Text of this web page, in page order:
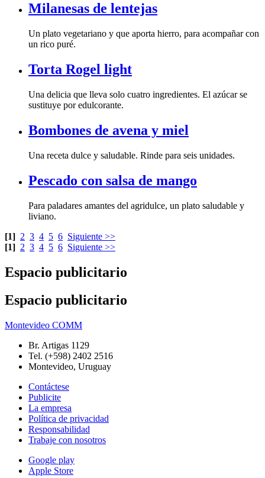
Milanesas de lentejas
un rico puré.
Torta Rogel light
sustituye por edulcorante.
Bombones de avena y miel
Una receta dulce y saludable. Rinde para seis unidades.
Pescado con salsa de mango
liviano.
[1] 2 3 4 5 6 Siguiente >>
[1] 2 3 4 5 6 Siguiente >>
Espacio publicitario
Espacio publicitario
Montevideo COMM
Br. Artigas 1129
Tel. (+598) 2402 2516
Montevideo, Uruguay
Contáctese
Publicite
La empresa
Política de privacidad
Responsabilidad
Trabaje con nosotros
Google play
Apple Store